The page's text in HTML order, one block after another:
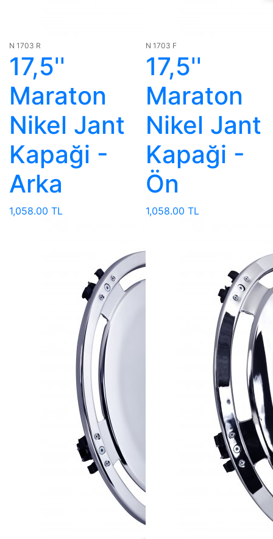
N 1703 R
17,5''
Maraton
Nikel Jant
Kapaği -
Arka
1,058.00 TL
N 1703 F
17,5''
Maraton
Nikel Jant
Kapaği -
Ön
1,058.00 TL